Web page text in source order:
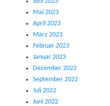
Mai 2023
April 2023
März 2023
Februar 2023
Januar 2023
Dezember 2022
September 2022
Juli 2022
Juni 2022